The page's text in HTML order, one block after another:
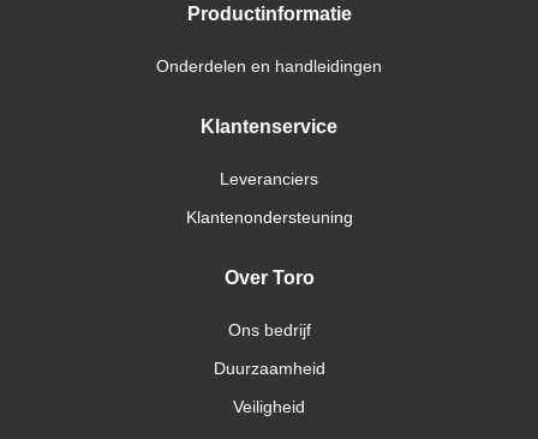
Productinformatie
Onderdelen en handleidingen
Klantenservice
Leveranciers
Klantenondersteuning
Over Toro
Ons bedrijf
Duurzaamheid
Veiligheid